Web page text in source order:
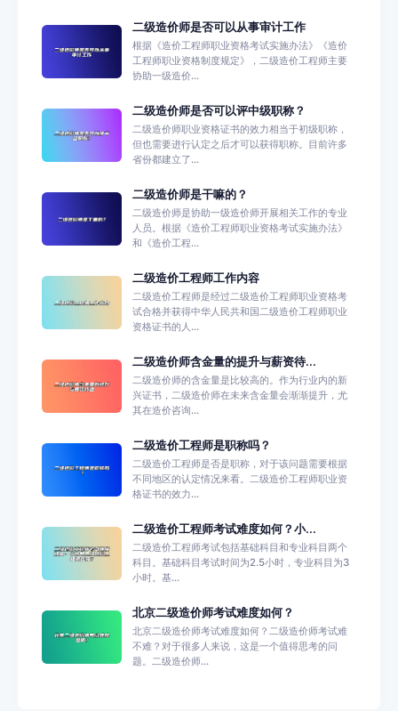
二级造价师是否可以从事审计工作
根据《造价工程师职业资格考试实施办法》《造价
工程师职业资格制度规定》，二级造价工程师主要
协助一级造价...
二级造价师是否可以评中级职称？
二级造价师职业资格证书的效力相当于初级职称，
但也需要进行认定之后才可以获得职称。目前许多
省份都建立了...
二级造价师是干嘛的？
二级造价师是协助一级造价师开展相关工作的专业
人员。根据《造价工程师职业资格考试实施办法》
和《造价工程...
二级造价工程师工作内容
二级造价工程师是经过二级造价工程师职业资格考
试合格并获得中华人民共和国二级造价工程师职业
资格证书的人...
二级造价师含金量的提升与薪资待...
二级造价师的含金量是比较高的。作为行业内的新
兴证书，二级造价师在未来含金量会渐渐提升，尤
其在造价咨询...
二级造价工程师是职称吗？
二级造价工程师是否是职称，对于该问题需要根据
不同地区的认定情况来看。二级造价工程师职业资
格证书的效力...
二级造价工程师考试难度如何？小...
二级造价工程师考试包括基础科目和专业科目两个
科目。基础科目考试时间为2.5小时，专业科目为3
小时。基...
北京二级造价师考试难度如何？
北京二级造价师考试难度如何？二级造价师考试难
不难？对于很多人来说，这是一个值得思考的问
题。二级造价师...